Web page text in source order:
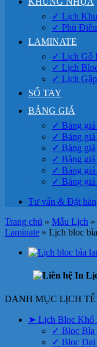
✓ Lịch
✓ Phù
LAMINATE
✓ Lịch Gỗ
✓ Lịch
✓ Lịch
SỔ TAY
BẢNG GIÁ
✓ Bảng
✓ Bảng
✓ Bảng
✓ Bảng
✓ Bảng
✓ Bảng
Tư vấn & Đặt
Trang chủ » Mẫu Lịch »
Laminate » Lịch bloc
DANH MỤC LỊCH
➤ Lịch Bloc Khổ
✓ Bloc Bìa
✓ Bloc Đại